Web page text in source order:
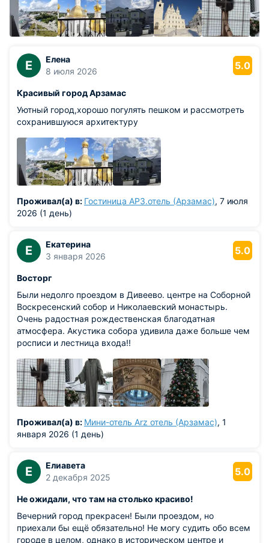
Е
Елена
8 июля 2026
5.0
Красивый город Арзамас
Уютный город,хорошо погулять пешком и рассмотреть
сохранившуюся архитектуру
Проживал(а) в: Гостиница AРЗ.отель (Арзамас), 7 июля
2026 (1 день)
Е
Екатерина
3 января 2026
5.0
Восторг
Были недолго проездом в Дивеево. центре на Соборной
Воскресенский собор и Николаевский монастырь.
Очень радостная рождественская благодатная
атмосфера. Акустика собора удивила даже больше чем
росписи и лестница входа!!
Проживал(а) в: Мини-отель Arz отель (Арзамас), 1
января 2026 (1 день)
Е
Елиавета
2 декабря 2025
5.0
Не ожидали, что там на столько красиво!
Вечерний город прекрасен! Были проездом, но
приехали бы ещё обязательно! Не могу судить обо всем
городе в целом, однако в историческом центре и